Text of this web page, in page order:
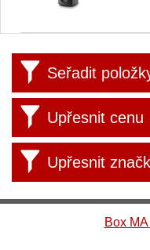
Seřadit
Upřesnit cenu
Upřesnit
Box